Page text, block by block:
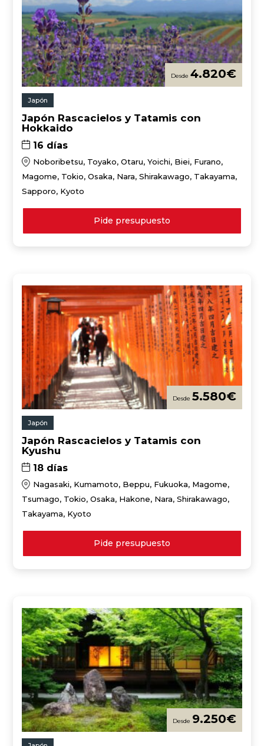
4.820€
Japón
Japón Rascacielos y Tatamis con
Hokkaido
16 días
Noboribetsu, Toyako, Otaru, Yoichi, Biei, Furano,
Magome, Tokio, Osaka, Nara, Shirakawago, Takayama,
Sapporo, Kyoto
Pide presupuesto
5.580€
Japón
Japón Rascacielos y Tatamis con
Kyushu
18 días
Nagasaki, Kumamoto, Beppu, Fukuoka, Magome,
Tsumago, Tokio, Osaka, Hakone, Nara, Shirakawago,
Takayama, Kyoto
Pide presupuesto
9.250€